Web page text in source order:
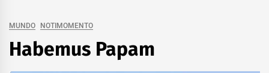
MUNDO NOTIMOMENTO
Habemus Papam